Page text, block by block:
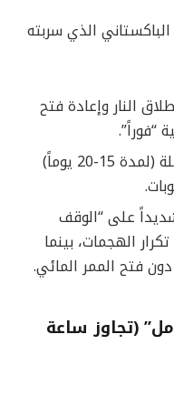
الذي سربته
النار وإعادة فتح
“فوراً”.
مفاوضات شاملة (لمدة 15-20 يوماً)
على “الوقف
الهجمات، بينما
فتح الممر المائي.
(تجاوز ساعة